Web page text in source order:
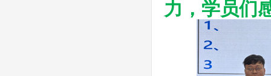
力，学员们